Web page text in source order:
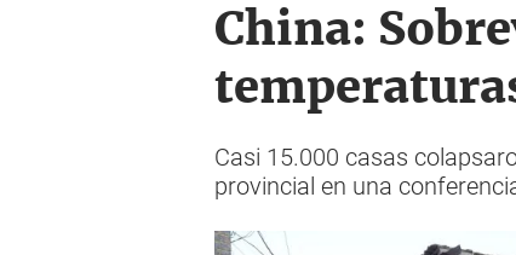
China:
Casi 15.000 casas
provincial en una